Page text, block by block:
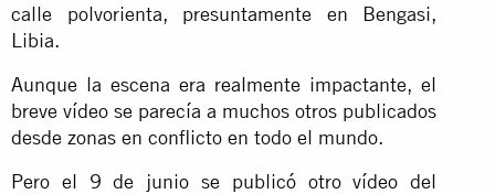
calle polvorienta, presuntamente en Bengasi,
Libia.
Aunque la escena era realmente impactante, el
breve vídeo se parecía a muchos otros publicados
desde zonas en conflicto en todo el mundo.
Pero el 9 de junio se publicó otro vídeo del